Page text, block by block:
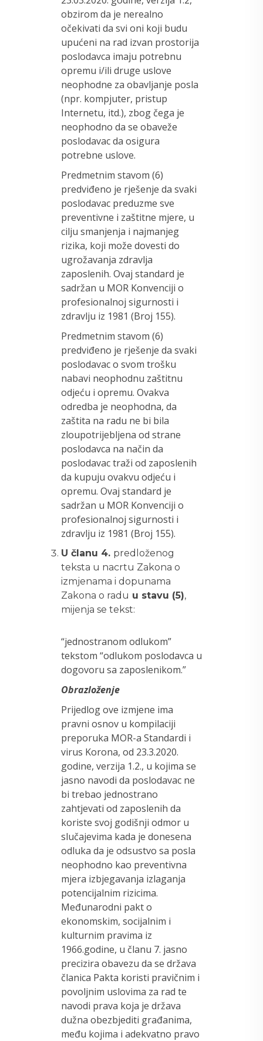
obzirom da je nerealno
očekivati da svi oni koji budu
upućeni na rad izvan prostorija
poslodavca imaju potrebnu
opremu i/ili druge uslove
neophodne za obavljanje posla
(npr. kompjuter, pristup
Internetu, itd.), zbog čega je
neophodno da se obaveže
poslodavac da osigura
potrebne uslove.
Predmetnim stavom (6)
predviđeno je rješenje da svaki
poslodavac preduzme sve
preventivne i zaštitne mjere, u
cilju smanjenja i najmanjeg
rizika, koji može dovesti do
ugrožavanja zdravlja
zaposlenih. Ovaj standard je
sadržan u MOR Konvenciji o
profesionalnoj sigurnosti i
zdravlju iz 1981 (Broj 155).
Predmetnim stavom (6)
predviđeno je rješenje da svaki
poslodavac o svom trošku
nabavi neophodnu zaštitnu
odjeću i opremu. Ovakva
odredba je neophodna, da
zaštita na radu ne bi bila
zloupotrijebljena od strane
poslodavca na način da
poslodavac traži od zaposlenih
da kupuju ovakvu odjeću i
opremu. Ovaj standard je
sadržan u MOR Konvenciji o
profesionalnoj sigurnosti i
zdravlju iz 1981 (Broj 155).
U članu 4. predloženog
teksta u nacrtu Zakona o
izmjenama i dopunama
Zakona o radu u stavu (5),
mijenja se tekst:
“jednostranom odlukom”
tekstom “odlukom poslodavca u
dogovoru sa zaposlenikom.”
Obrazloženje
Prijedlog ove izmjene ima
pravni osnov u kompilaciji
preporuka MOR-a Standardi i
virus Korona, od 23.3.2020.
godine, verzija 1.2., u kojima se
jasno navodi da poslodavac ne
bi trebao jednostrano
zahtjevati od zaposlenih da
koriste svoj godišnji odmor u
slučajevima kada je donesena
odluka da je odsustvo sa posla
neophodno kao preventivna
mjera izbjegavanja izlaganja
potencijalnim rizicima.
Međunarodni pakt o
ekonomskim, socijalnim i
kulturnim pravima iz
1966.godine, u članu 7. jasno
precizira obavezu da se država
članica Pakta koristi pravičnim i
povoljnim uslovima za rad te
navodi prava koja je država
dužna obezbjediti građanima,
među kojima i adekvatno pravo